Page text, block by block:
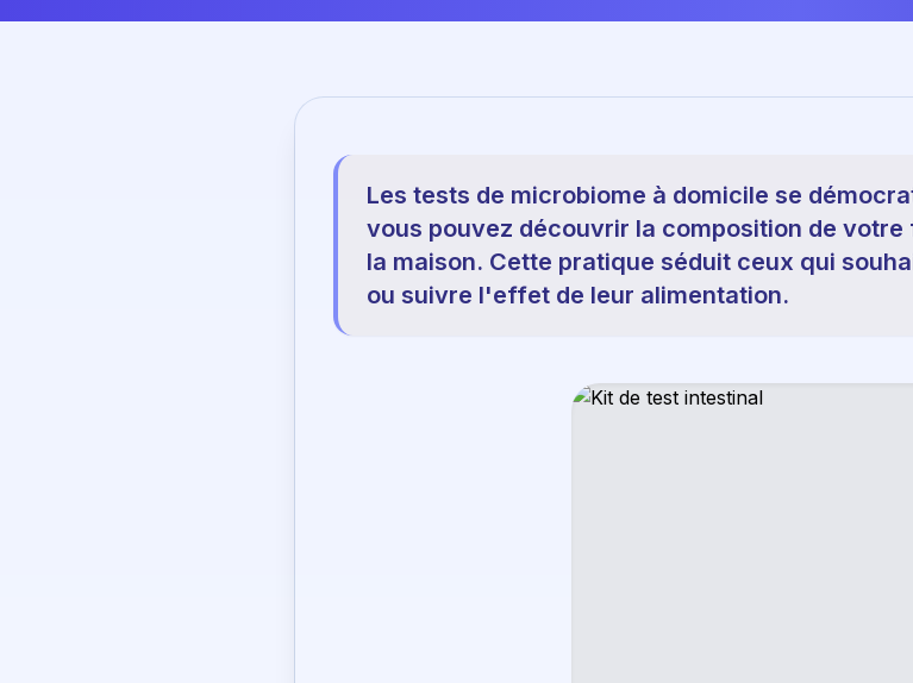
Les tests de microbiome à domicile se
vous pouvez découvrir la composition de
la maison. Cette pratique séduit ceux qui
ou suivre l'effet de leur alimentation.